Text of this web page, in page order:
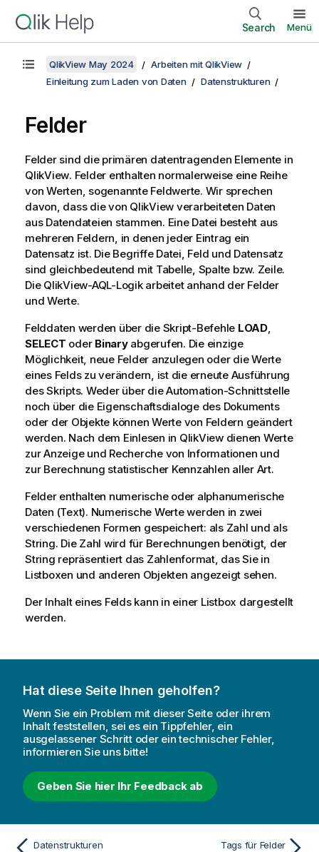
Search Menü
QlikView May 2024
Arbeiten mit QlikView
Einleitung zum Laden von Daten
Datenstrukturen
Felder
Felder sind die primären datentragenden Elemente in
QlikView. Felder enthalten normalerweise eine Reihe
von Werten, sogenannte Feldwerte. Wir sprechen
davon, dass die von QlikView verarbeiteten Daten
aus Datendateien stammen. Eine Datei besteht aus
mehreren Feldern, in denen jeder Eintrag ein
Datensatz ist. Die Begriffe Datei, Feld und Datensatz
sind gleichbedeutend mit Tabelle, Spalte bzw. Zeile.
Die QlikView-AQL-Logik arbeitet anhand der Felder
und Werte.
Felddaten werden über die Skript-Befehle LOAD,
SELECT oder Binaryabgerufen. Die einzige
Möglichkeit, neue Felder anzulegen oder die Werte
eines Felds zu verändern, ist die erneute Ausführung
des Skripts. Weder über die Automation-Schnittstelle
noch über die Eigenschaftsdialoge des Dokuments
oder der Objekte können Werte von Feldern geändert
werden. Nach dem Einlesen in QlikViewdienen Werte
zur Anzeige und Recherche von Informationen und
zur Berechnung statistischer Kennzahlen aller Art.
Felder enthalten numerische oder alphanumerische
Daten (Text). Numerische Werte werden in zwei
verschiedenen Formen gespeichert: als Zahl und als
String. Die Zahl wird für Berechnungen benötigt, der
String repräsentiert das Zahlenformat, das Sie in
Listboxen und anderen Objekten angezeigt sehen.
Der Inhalt eines Felds kann in einer Listbox dargestellt
werden.
Hat diese Seite Ihnen geholfen?
Wenn Sie ein Problem mit dieser Seite oder ihrem
Inhalt feststellen, sei es ein Tippfehler, ein
ausgelassener Schritt oder ein technischer Fehler,
informieren Sie uns bitte!
Geben Sie hier Ihr Feedback ab
Datenstrukturen Tags für Felder